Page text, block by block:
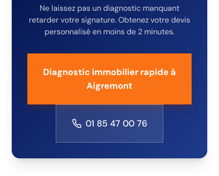
Ne laissez pas un diagnostic manquant
retarder votre signature. Obtenez votre devis
personnalisé en moins de 2 minutes.
Diagnostic immobilier rapide à
Aigremont
01 85 47 00 76